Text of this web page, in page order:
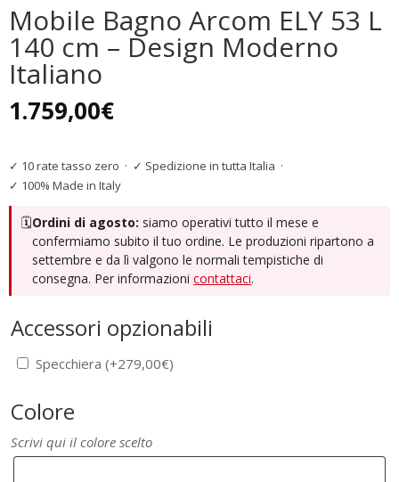
Mobile Bagno Arcom ELY 53 L
140 cm – Design Moderno
Italiano
1.759,00€
✓ 10 rate tasso zero · ✓ Spedizione in tutta Italia ·
✓ 100% Made in Italy
🗓️Ordini di agosto: siamo operativi tutto il mese e
confermiamo subito il tuo ordine. Le produzioni ripartono a
settembre e da lì valgono le normali tempistiche di
consegna. Per informazionicontattaci.
Accessori opzionabili
Specchiera (+279,00€)
Colore
Scrivi qui il colore scelto